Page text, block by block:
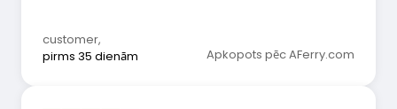
customer,
pirms 35 dienām
Apkopots pēc AFerry.com